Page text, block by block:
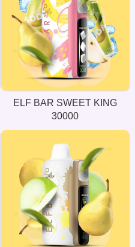
ELF BAR SWEET KING
30000